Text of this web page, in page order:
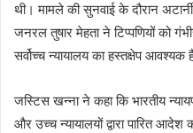
थी। मामले की सुनवाई के दौरान
जनरल तुषार मेहता ने टिप्पणियों को
सर्वोच्च न्यायालय का हस्तक्षेप आवश्यक
जस्टिस खन्ना ने कहा कि भारतीय
और उच्च न्यायालयों द्वारा पारित